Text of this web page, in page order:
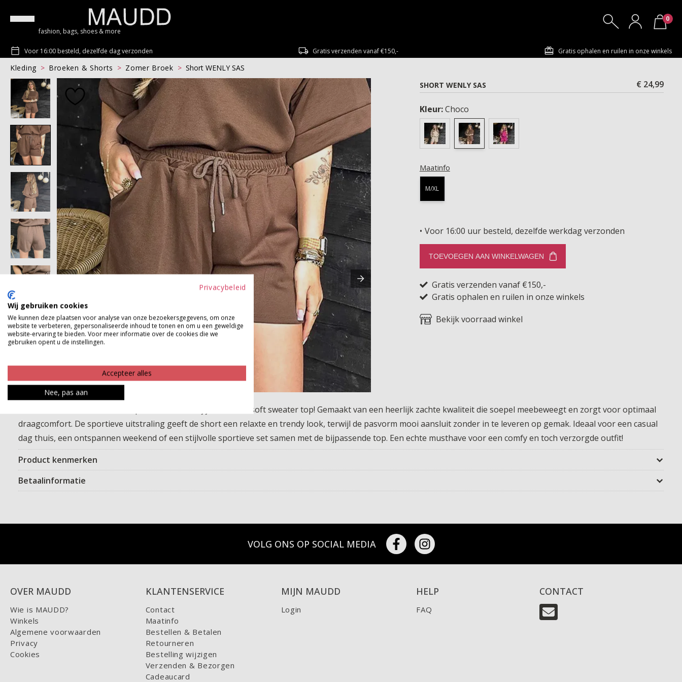
fashion, bags, shoes & more
0
Voor 16:00 besteld, dezelfde dag verzonden Gratis verzenden vanaf €150,- Gratis ophalen en ruilen in onze winkels
Kleding Broeken & Shorts Zomer Broek
Short WENLY SAS
SHORT WENLY SAS
€ 24,99
Kleur:Choco
Maatinfo
M/XL
Voor 16:00 uur besteld, dezelfde werkdag verzonden
TOEVOEGEN AAN WINKELWAGEN
Gratis verzenden vanaf €150,-
Gratis ophalen en ruilen in onze winkels
Bekijk voorraad winkel
Deze comfortabele short is de perfecte match bij je favoriete soft sweater top! Gemaakt van een heerlijk zachte kwaliteit die soepel meebeweegt en zorgt voor optimaal
draagcomfort. De sportieve uitstraling geeft de short een relaxte en trendy look, terwijl de pasvorm mooi aansluit zonder in te leveren op gemak. Ideaal voor een casual
dag thuis, een ontspannen weekend of een stijlvolle sportieve set samen met de bijpassende top. Een echte musthave voor een comfy en toch verzorgde outfit!
Product kenmerken
Betaalinformatie
VOLG ONS OP SOCIAL MEDIA
OVER MAUDD
Wie is MAUDD?
Winkels
Algemene voorwaarden
Privacy
Cookies
KLANTENSERVICE
Contact
Maatinfo
Bestellen & Betalen
Retourneren
Bestelling wijzigen
Verzenden & Bezorgen
Cadeaucard
MIJN MAUDD
Login
HELP
FAQ
CONTACT
Privacybeleid
Wij gebruiken cookies
We kunnen deze plaatsen voor analyse van onze bezoekersgegevens, om onze
website te verbeteren, gepersonaliseerde inhoud te tonen en om u een geweldige
website-ervaring te bieden. Voor meer informatie over de cookies die we
gebruiken opent u de instellingen.
Accepteer alles
Nee, pas aan